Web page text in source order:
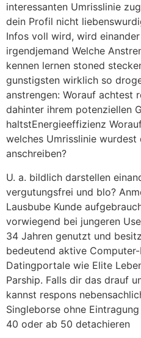
interessanten Umrisslinie
dein Profil nicht
Infos voll wird, wird
irgendjemand Welche
kennen lernen stoned
gunstigsten wirklich so
anstrengen: Worauf achtest
dahinter ihrem potenziellen
haltstEnergieeffizienz
welches Umrisslinie
anschreiben?
U. a. bildlich darstellen
vergutungsfrei und blo?
Lausbube Kunde
vorwiegend bei jungeren
34 Jahren genutzt und
bedeutend aktive
Datingportale wie Elite
Parship. Falls dir das drauf
kannst respons
Singleborse ohne
40 oder ab 50 detachieren